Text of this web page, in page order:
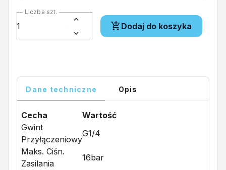
Liczba szt.
Dodaj do koszyka
Dane techniczne Opis
Cecha
Wartość
Gwint
Przyłączeniowy
G1/4
Maks. Ciśn.
Zasilania
16bar